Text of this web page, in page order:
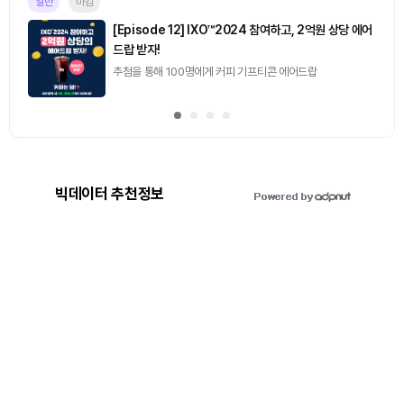
[Episode 12] IXO™2024 참여하고, 2억원 상당 에어
드랍 받자!
추첨을 통해 100명에게 커피 기프티콘 에어드랍
빅데이터 추천정보